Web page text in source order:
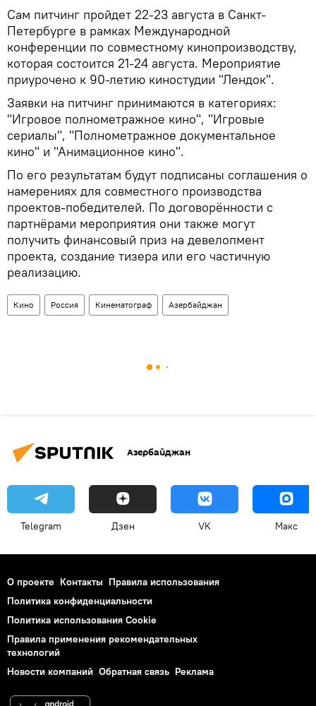
Сам питчинг пройдет 22-23 августа в Санкт-
Петербурге в рамках Международной
конференции по совместному кинопроизводству,
которая состоится 21-24 августа. Мероприятие
приурочено к 90-летию киностудии "Лендок".
Заявки на питчинг принимаются в категориях:
"Игровое полнометражное кино", "Игровые
сериалы", "Полнометражное документальное
кино" и "Анимационное кино".
По его результатам будут подписаны соглашения о
намерениях для совместного производства
проектов-победителей. По договорённости с
партнёрами мероприятия они также могут
получить финансовый приз на девелопмент
проекта, создание тизера или его частичную
реализацию.
Кино Россия Кинематограф Азербайджан
Азербайджан
Telegram Дзен VK Макс
О проекте Контакты Правила использования
Политика конфиденциальности
Политика использования Cookie
Правила применения рекомендательных
технологий
Новости компаний Обратная связь Реклама